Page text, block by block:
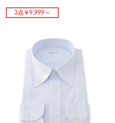
3点￥9,999～